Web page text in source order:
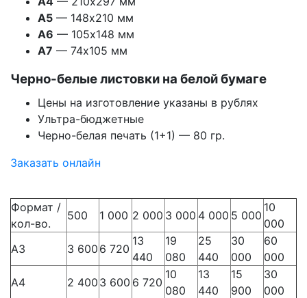
А5 — 148х210 мм
А6 — 105х148 мм
А7 — 74х105 мм
Черно-белые листовки на белой бумаге
Цены на изготовление указаны в рублях
Ультра-бюджетные
Черно-белая печать (1+1) — 80 гр.
Заказать онлайн
Формат /
кол-во.
500 1 000 2 000 3 000 4 000 5 000
10
000
А3
3 600 6 720
13
440
19
080
25
440
30
000
60
000
А4
2 400 3 600 6 720
10
080
13
440
15
900
30
000